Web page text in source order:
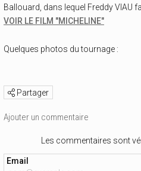
Ballouard, dans lequel Freddy VIAU
VOIR LE FILM "MICHELINE"
Quelques photos du tournage :
Partager
Ajouter un commentaire
Les commentaires sont
Email